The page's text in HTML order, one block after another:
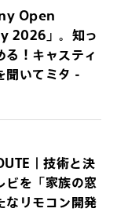
Open
」。知っ
！キャスティ
聞いてミタ -
｜技術と決
ビを「家族の窓
なリモコン開発